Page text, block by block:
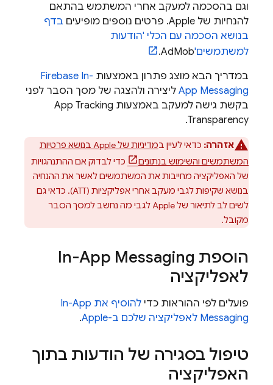
וגם בהסכמה למעקב אחרי המשתמש בהתאם
להנחיות של Apple. פרטים נוספים מופיעים
בדף
בנושא הסכמה עם הכלי 'הודעות
למשתמשים'
.AdMob
במדריך הבא מוצג פתרון באמצעות Firebase In-
App Messaging ליצירה ולהצגה של מסך הסבר לפני
בקשת גישה למעקב באמצעות App Tracking
Transparency.
אזהרה: כדאי לעיין ב
מדיניות של Apple בנושא פרטיות
המשתמשים והשימוש בנתונים
כדי לבדוק אם ההתנהגויות
של האפליקציה מחייבות את המשתמשים לאשר את ההנחיה
בנושא שקיפות לגבי מעקב אחרי אפליקציות (ATT). כדאי גם
לשים לב לתיאור של Apple לגבי מה נחשב למסך הסבר
מקובל.
הוספת In-App Messaging
לאפליקציה
פועלים לפי ההוראות כדי להוסיף את In-App
Messaging לאפליקציה שלכם ב-Apple .
טיפול בסגירה של הודעות בתוך
האפליקציה